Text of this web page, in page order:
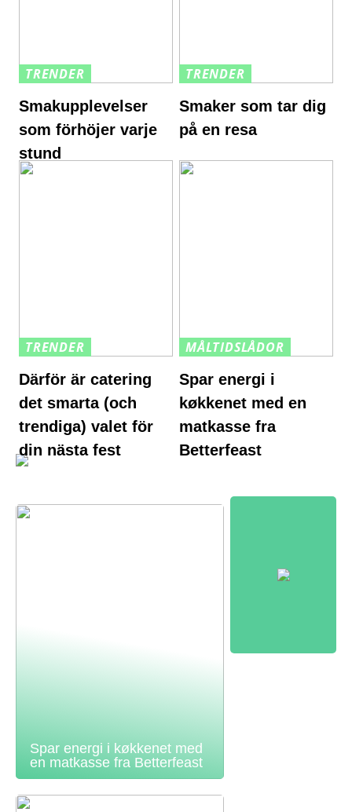
TRENDER
Smakupplevelser
som förhöjer varje
stund
TRENDER
Smaker som tar dig
på en resa
TRENDER
Därför är catering
det smarta (och
trendiga) valet för
din nästa fest
MÅLTIDSLÅDOR
Spar energi i
køkkenet med en
matkasse fra
Betterfeast
Spar energi i køkkenet med
en matkasse fra Betterfeast